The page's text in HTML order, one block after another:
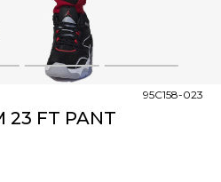
3 4
23 FT PANT
95C158-023